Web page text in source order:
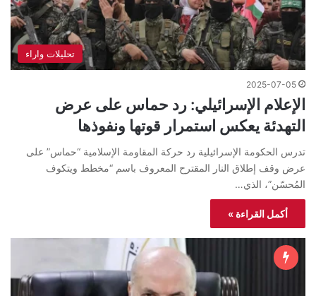
تحليلات واراء
2025-07-05
الإعلام الإسرائيلي: رد حماس على عرض
التهدئة يعكس استمرار قوتها ونفوذها
تدرس الحكومة الإسرائيلية رد حركة المقاومة الإسلامية “حماس” على
عرض وقف إطلاق النار المقترح المعروف باسم “مخطط ويتكوف
المُحسّن”، الذي…
أكمل القراءة »